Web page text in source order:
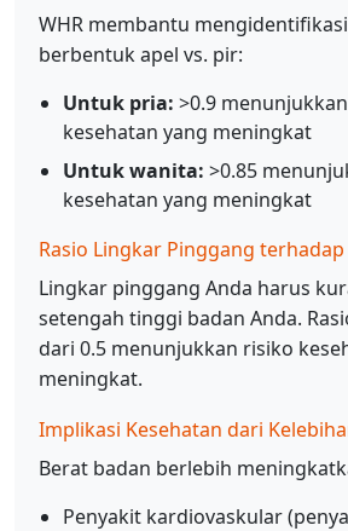
WHR membantu
berbentuk apel vs. pir:
Untuk pria: >0.9
kesehatan yang meningkat
Untuk wanita: >0.85
kesehatan yang meningkat
Rasio Lingkar Pinggang
Lingkar pinggang Anda harus
setengah tinggi badan Anda.
dari 0.5 menunjukkan risiko
meningkat.
Implikasi Kesehatan dari
Berat badan berlebih
Penyakit kardiovaskular